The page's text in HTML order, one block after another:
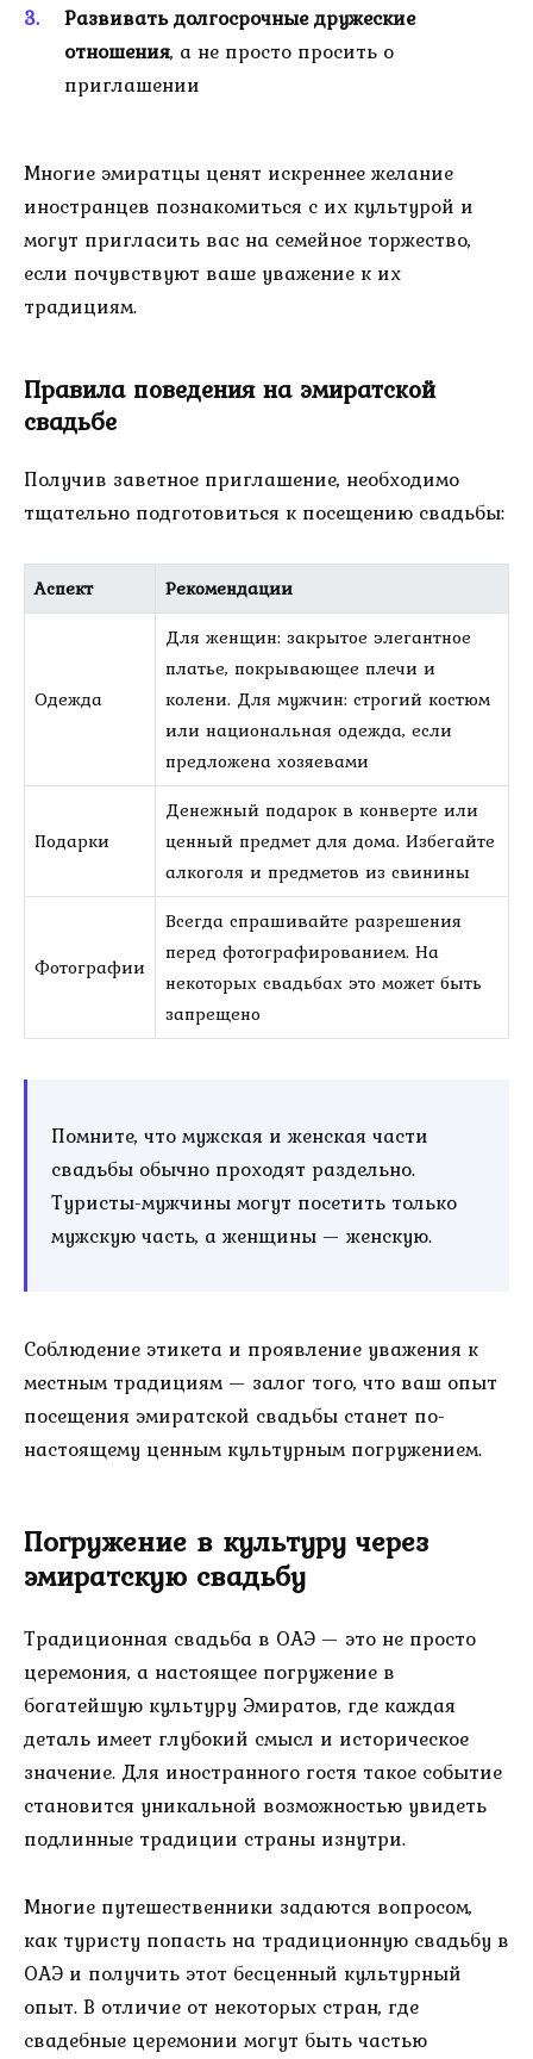
Развивать долгосрочные дружеские
отношения, а не просто просить о
приглашении
Многие эмиратцы ценят искреннее желание
иностранцев познакомиться с их культурой и
могут пригласить вас на семейное торжество,
если почувствуют ваше уважение к их
традициям.
Правила поведения на эмиратской
свадьбе
Получив заветное приглашение, необходимо
тщательно подготовиться к посещению свадьбы:
Аспект Рекомендации
Одежда
Для женщин: закрытое элегантное
платье, покрывающее плечи и
колени. Для мужчин: строгий костюм
или национальная одежда, если
предложена хозяевами
Подарки
Денежный подарок в конверте или
ценный предмет для дома. Избегайте
алкоголя и предметов из свинины
Фотографии
Всегда спрашивайте разрешения
перед фотографированием. На
некоторых свадьбах это может быть
запрещено
Помните, что мужская и женская части
свадьбы обычно проходят раздельно.
Туристы-мужчины могут посетить только
мужскую часть, а женщины — женскую.
Соблюдение этикета и проявление уважения к
местным традициям — залог того, что ваш опыт
посещения эмиратской свадьбы станет по-
настоящему ценным культурным погружением.
Погружение в культуру через
эмиратскую свадьбу
Традиционная свадьба в ОАЭ — это не просто
церемония, а настоящее погружение в
богатейшую культуру Эмиратов, где каждая
деталь имеет глубокий смысл и историческое
значение. Для иностранного гостя такое событие
становится уникальной возможностью увидеть
подлинные традиции страны изнутри.
Многие путешественники задаются вопросом,
как туристу попасть на традиционную свадьбу в
ОАЭ и получить этот бесценный культурный
опыт. В отличие от некоторых стран, где
свадебные церемонии могут быть частью